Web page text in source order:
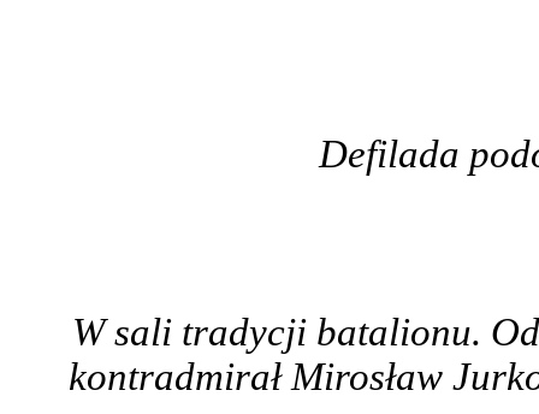
Defilada
W sali tradycji batalionu.
kontradmirał Mirosław